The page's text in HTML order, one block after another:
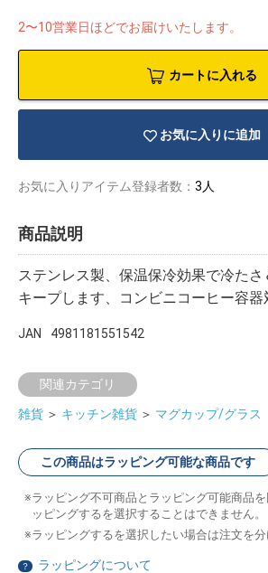
2〜10営業日ほどでお届けいたします。
カートに入れる
お気に入りに追加
お気に入りアイテム登録者数： 3人
商品説明
ステンレス製、保温保冷効果で冷た
キープします、コンビニコーヒー容器
JAN 4981181551542
関連カテゴリ
雑貨 ＞ キッチン雑貨 ＞ マグカップ/グラス
この商品はラッピング可能な商品です
ラッピング不可商品とラッピング可能商品
ッピングするを選択することはできません。
ラッピングするを選択したい場合は注文を分
？ ラッピングについて